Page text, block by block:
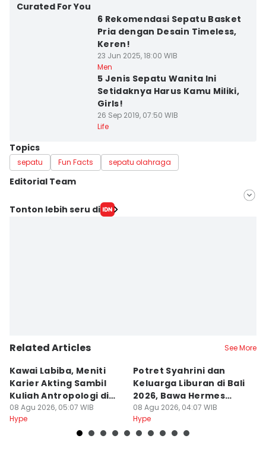
Curated For You
6 Rekomendasi Sepatu Basket
Pria dengan Desain Timeless,
Keren!
23 Jun 2025, 18:00 WIB
Men
5 Jenis Sepatu Wanita Ini
Setidaknya Harus Kamu Miliki,
Girls!
26 Sep 2019, 07:50 WIB
Life
Topics
sepatu Fun Facts sepatu olahraga
Editorial Team
Editor
Tonton lebih seru di
Related Articles See More
Kawai Labiba, Meniti
Karier Akting Sambil
Kuliah Antropologi di
Jogja
08 Agu 2026, 05:07 WIB
Hype
Potret Syahrini dan
Keluarga Liburan di Bali
2026, Bawa Hermes
Mantai
08 Agu 2026, 04:07 WIB
Hype